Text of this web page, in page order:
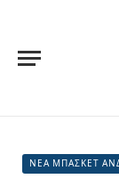
ΝΕΑ ΜΠΑΣΚΕΤ